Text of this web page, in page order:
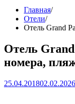
Главная
Отели
Отель Grand
Отель
номера,
25.04.201802.02.2026